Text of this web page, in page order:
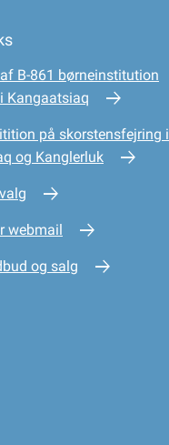
B-861 børneinstitution
Kangaatsiaq
på skorstensfejring i
og Kanglerluk
webmail
og salg